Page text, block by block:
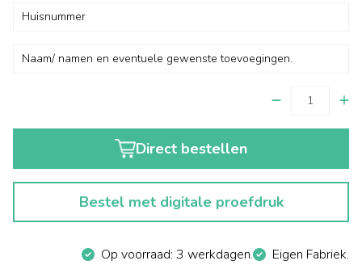
Direct bestellen
Bestel met digitale proefdruk
Op voorraad: 3 werkdagen. Eigen Fabriek.